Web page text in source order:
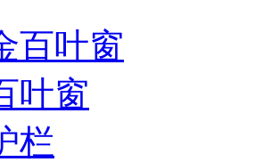
百叶窗
叶窗
栏